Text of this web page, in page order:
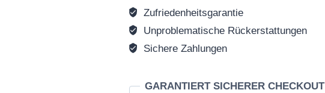
Zufriedenheitsgarantie
Unproblematische Rückerstattungen
Sichere Zahlungen
GARANTIERT SICHERER CHECKOUT